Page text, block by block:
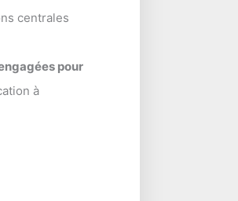
centrales
pour
à